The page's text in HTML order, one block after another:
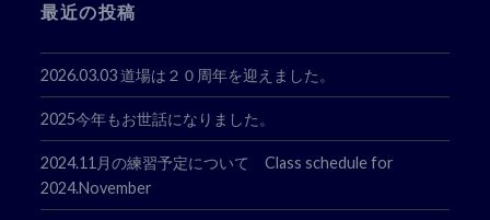
最近の投稿
2026.03.03 道場は２０周年を迎えました。
2025今年もお世話になりました。
2024.11月の練習予定について Class schedule for
2024.November